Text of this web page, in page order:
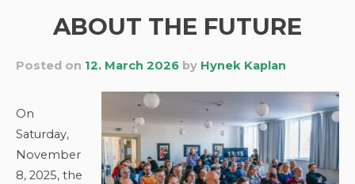
ABOUT THE FUTURE
Posted on 12. March 2026 by Hynek Kaplan
On
Saturday,
November
8, 2025, the